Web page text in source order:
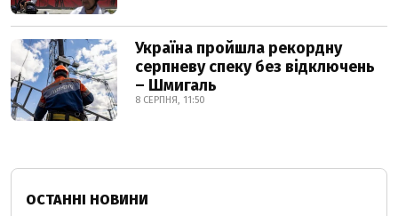
Україна пройшла рекордну
серпневу спеку без відключень
– Шмигаль
8 СЕРПНЯ, 11:50
ОСТАННІ НОВИНИ